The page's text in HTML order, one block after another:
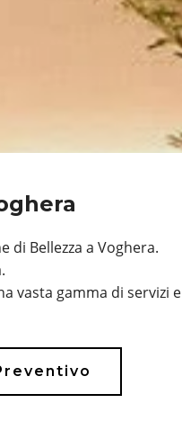
Bellezza a Voghera.
vasta gamma di servizi e